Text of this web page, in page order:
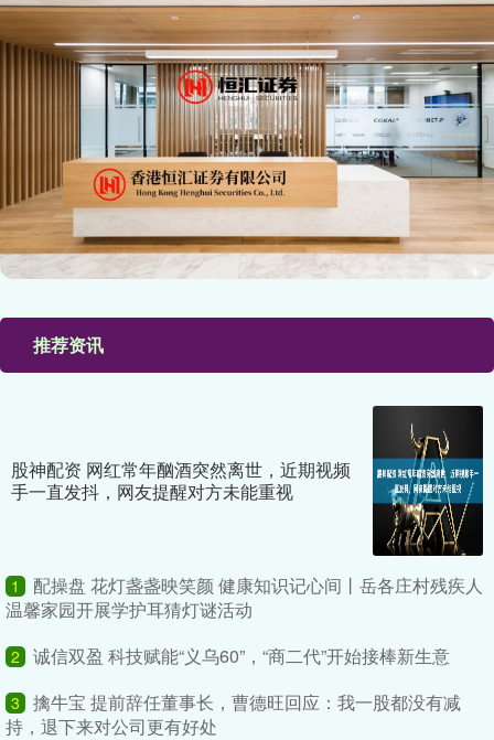
推荐资讯
股神配资 网红常年酗酒突然离世，近期视频
手一直发抖，网友提醒对方未能重视
1
配操盘 花灯盏盏映笑颜 健康知识记心间丨岳各庄村残疾人
温馨家园开展学护耳猜灯谜活动
2 诚信双盈 科技赋能“义乌60”，“商二代”开始接棒新生意
3
擒牛宝 提前辞任董事长，曹德旺回应：我一股都没有减
持，退下来对公司更有好处